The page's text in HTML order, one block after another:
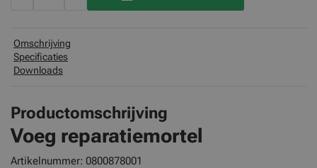
Omschrijving
Specificaties
Downloads
Productomschrijving
Voeg reparatiemortel
Artikelnummer: 0800878001